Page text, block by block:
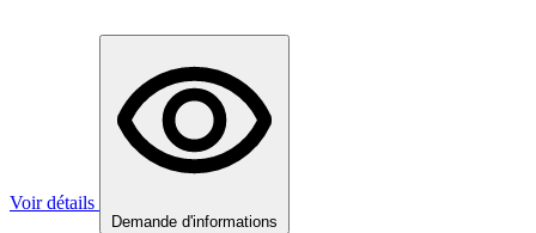
Voir détails
Demande d'informations